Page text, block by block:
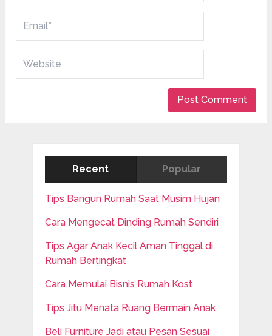
Recent Popular
Tips Bangun Rumah Saat Musim Hujan
Cara Mengecat Dinding Rumah Sendiri
Tips Agar Anak Kecil Aman Tinggal di
Rumah Bertingkat
Cara Memulai Bisnis Rumah Kost
Tips Jitu Menata Ruang Bermain Anak
Beli Furniture Jadi atau Pesan Sesuai